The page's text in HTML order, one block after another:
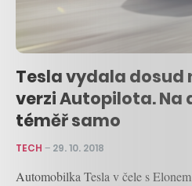
Tesla vydala dosud
verzi Autopilota. Na
téměř samo
TECH – 29. 10. 2018
Automobilka Tesla v čele s